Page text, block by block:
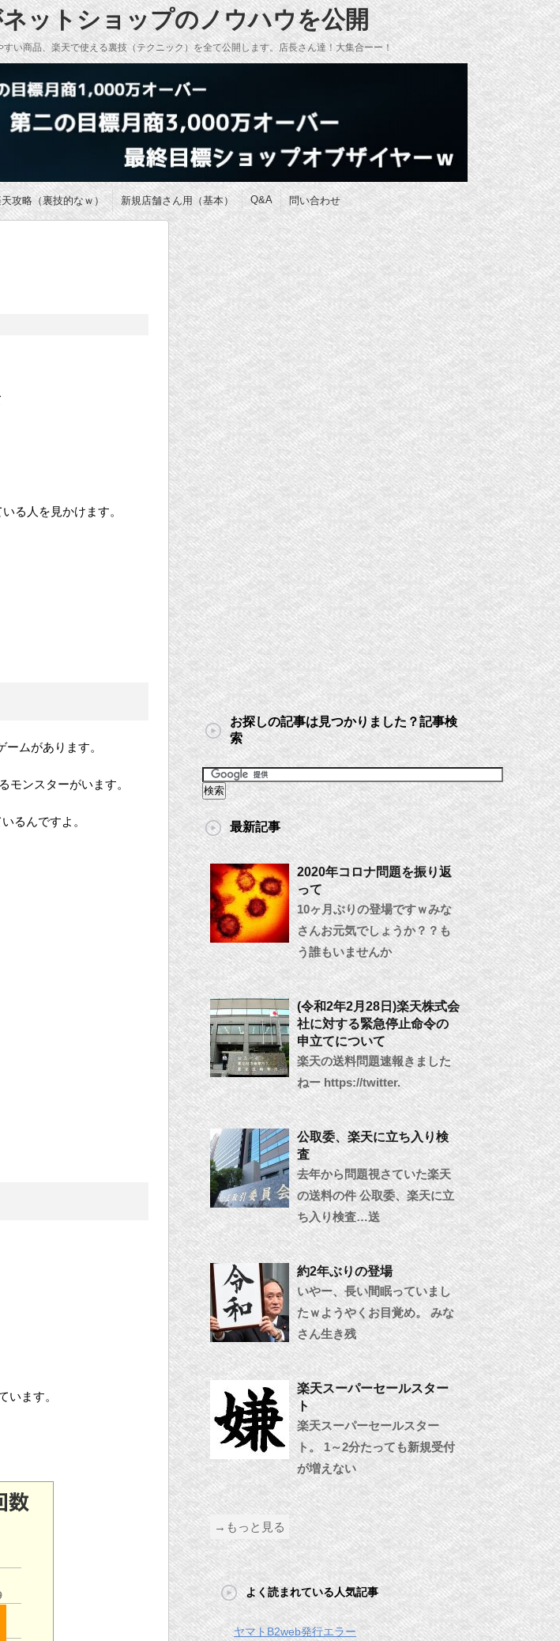
ットショップのノウハウを公開
い商品、楽天で使える裏技（テクニック）を全て公開します。店長さん達！大集合ーー！
攻略（裏技的なｗ） 新規店舗さん用（基本） Q&A 問い合わせ
る人を見かけます。
ムがあります。
モンスターがいます。
るんですよ。
います。
お探しの記事は見つかりました？記事検
索
最新記事
2020年コロナ問題を振り返
って
10ヶ月ぶりの登場ですｗみな
さんお元気でしょうか？？も
う誰もいませんか
(令和2年2月28日)楽天株式会
社に対する緊急停止命令の
申立てについて
楽天の送料問題速報きました
ねー https://twitter.
公取委、楽天に立ち入り検
査
去年から問題視さていた楽天
の送料の件 公取委、楽天に立
ち入り検査…送
約2年ぶりの登場
いやー、長い間眠っていまし
たｗようやくお目覚め。 みな
さん生き残
楽天スーパーセールスター
ト
楽天スーパーセールスター
ト。 1～2分たっても新規受付
が増えない
→もっと見る
よく読まれている人気記事
ヤマトB2web発行エラー